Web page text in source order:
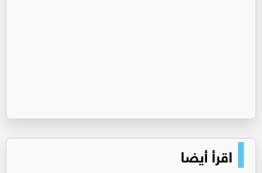
اقرأ أيضا